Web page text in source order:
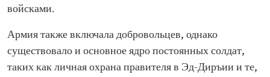
войсками.
Армия также включала добровольцев, однако
существовало и основное ядро постоянных солдат,
таких как личная охрана правителя в Эд-Диръии и те,